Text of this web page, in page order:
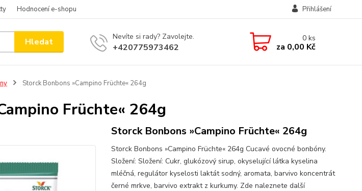
Hodnocení e-shopu Přihlášení
Hledat Nevíte si rady? Zavolejte.
+420775973462
0ks
za 0,00 Kč
Storck Bonbons »Campino Früchte« 264g
Früchte« 264g
Storck Bonbons »Campino Früchte« 264g
Storck Bonbons »Campino Früchte« 264g Cucavé ovocné bonbóny.
Složení: Složení: Cukr, glukózový sirup, okyselující látka kyselina
mléčná, regulátor kyselosti laktát sodný, aromata, barvivo koncentrát
černé mrkve, barvivo extrakt z kurkumy. Zde naleznete další